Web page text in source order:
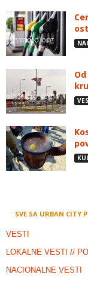
SVE SA URBAN CITY
VESTI
LOKALNE VESTI //
NACIONALNE VESTI